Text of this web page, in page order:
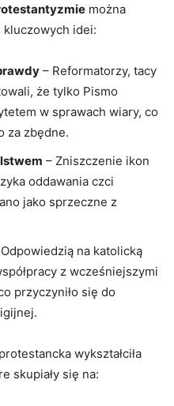
można
idei:
– Reformatorzy, tacy
że tylko Pismo
w sprawach wiary, co
za zbędne.
– Zniszczenie ikon
oddawania czci
jako sprzeczne z
na katolicką
z wcześniejszymi
przyczyniło się do
wykształciła
skupiały się na: